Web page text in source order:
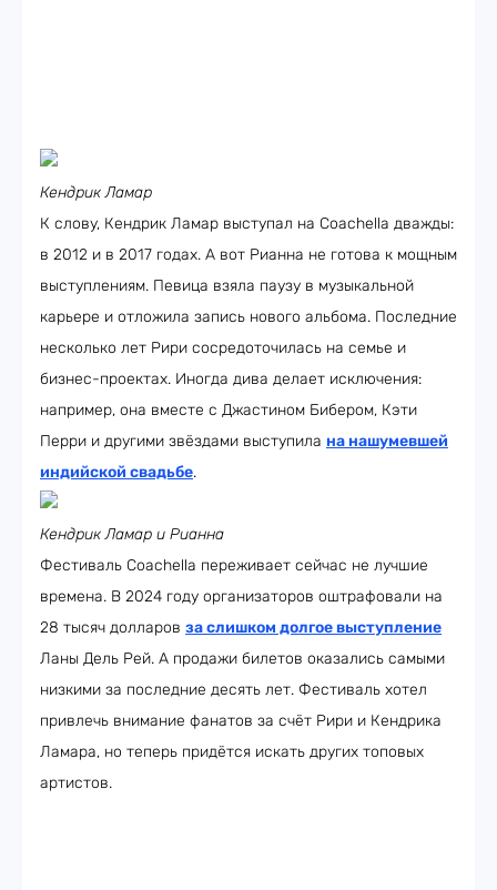
Кендрик Ламар
К слову, Кендрик Ламар выступал на Coachella дважды:
в 2012 и в 2017 годах. А вот Рианна не готова к мощным
выступлениям. Певица взяла паузу в музыкальной
карьере и отложила запись нового альбома. Последние
несколько лет Рири сосредоточилась на семье и
бизнес-проектах. Иногда дива делает исключения:
например, она вместе с Джастином Бибером, Кэти
Перри и другими звёздами выступила на нашумевшей
индийской свадьбе.
Кендрик Ламар и Рианна
Фестиваль Coachella переживает сейчас не лучшие
времена. В 2024 году организаторов оштрафовали на
28 тысяч долларов за слишком долгое выступление
Ланы Дель Рей. А продажи билетов оказались самыми
низкими за последние десять лет. Фестиваль хотел
привлечь внимание фанатов за счёт Рири и Кендрика
Ламара, но теперь придётся искать других топовых
артистов.